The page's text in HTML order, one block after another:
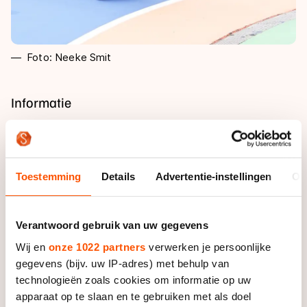
Toestemming Details Advertentie-instellingen
Verantwoord gebruik van uw gegevens
Wij en onze 1022 partners verwerken je persoonlijke
gegevens (bijv. uw IP-adres) met behulp van
technologieën zoals cookies om informatie op uw
apparaat op te slaan en te gebruiken met als doel
Foto: Neeke Smit
Informatie
Deelnemerslijst
Namens Nederlands is de voorlopige selectie:
Vrouwen: Lianne van Loon, Nikki Noordergraaf,
Amber van der Meijden en Sofia Schilder (alleen
weg), Lataesha Narain
Programma
18:00 | Openingsceremonie
Maandag 20 juli
Baanwedstrijden
09:00 | 200m voorrondes
Live
Alle wedstrijden zijn live te volgen via
europe.worldskate.tv
Alle resultaten zijnhierte vinden.